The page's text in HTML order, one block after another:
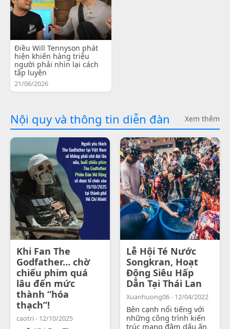
Điều Will Tennyson phát
hiện khiến hàng triệu
người phải nhìn lại cách
tập luyện
21/06/2026
Nội quy và thông tin diễn đàn Xem thêm
Khi Fan The
Godfather… chờ
chiếu phim quá
lâu đến mức
thành “hóa
thạch”!
caotri - 12/10/2025
Lễ Hội Té Nước
Songkran, Hoạt
Động Siêu Hấp
Dẫn Tại Thái Lan
Xuanhuong06 - 12/04/2022
Bên cạnh nổi tiếng với
những công trình kiến
trúc mang đậm dấu ấn